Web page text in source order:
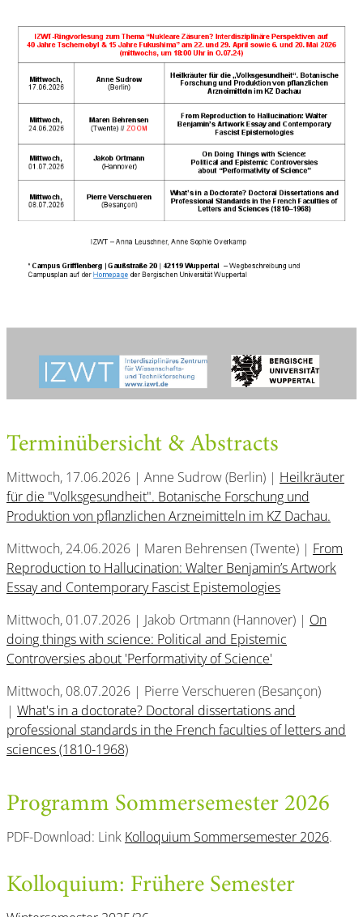
Terminübersicht & Abstracts
Mittwoch, 17.06.2026 | Anne Sudrow (Berlin) | Heilkräuter
für die "Volksgesundheit". Botanische Forschung und
Produktion von pflanzlichen Arzneimitteln im KZ Dachau.
Mittwoch, 24.06.2026 | Maren Behrensen (Twente) | From
Reproduction to Hallucination: Walter Benjamin’s Artwork
Essay and Contemporary Fascist Epistemologies
Mittwoch, 01.07.2026 | Jakob Ortmann (Hannover) | On
doing things with science: Political and Epistemic
Controversies about 'Performativity of Science'
Mittwoch, 08.07.2026 | Pierre Verschueren (Besançon)
| What's in a doctorate? Doctoral dissertations and
professional standards in the French faculties of letters and
sciences (1810-1968)
Programm Sommersemester 2026
PDF-Download: Link Kolloquium Sommersemester 2026.
Kolloquium: Frühere Semester